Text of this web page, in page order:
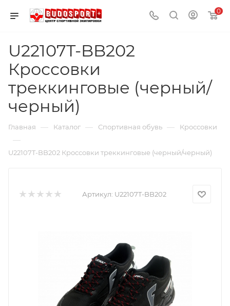
0
U22107T-BB202
Кроссовки
треккинговые (черный/
черный)
Главная — Каталог — Спортивная обувь — Кроссовки
—
U22107T-BB202 Кроссовки треккинговые (черный/черный)
Артикул: U22107T-BB202